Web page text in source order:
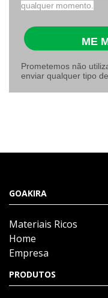
qualquer momento.
ME
Prometemos não
enviar qualquer tipo
GOAKIRA
Materiais Ricos
Home
Empresa
PRODUTOS